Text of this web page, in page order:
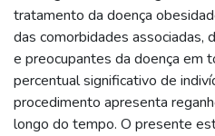
tratamento da doença
das comorbidades associadas,
e preocupantes da doença em
percentual significativo de
procedimento apresenta
longo do tempo. O presente